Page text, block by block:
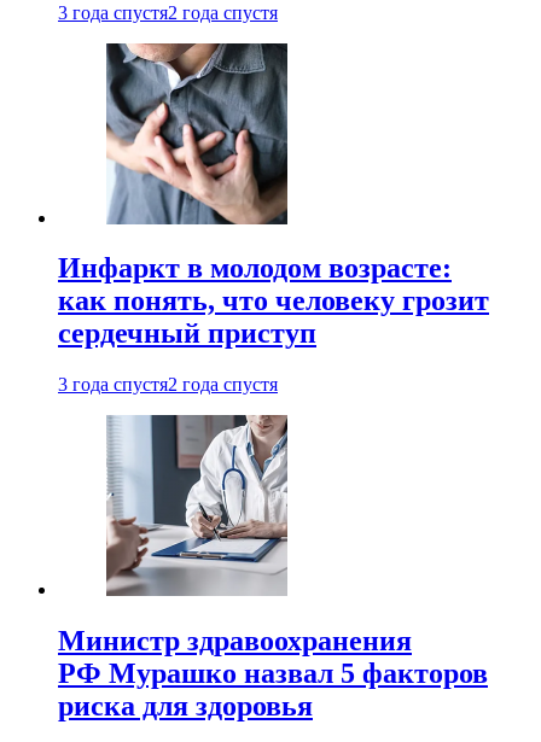
3 года спустя2 года спустя
Инфаркт в молодом возрасте:
как понять, что человеку грозит
сердечный приступ
3 года спустя2 года спустя
Министр здравоохранения
РФ Мурашко назвал 5 факторов
риска для здоровья